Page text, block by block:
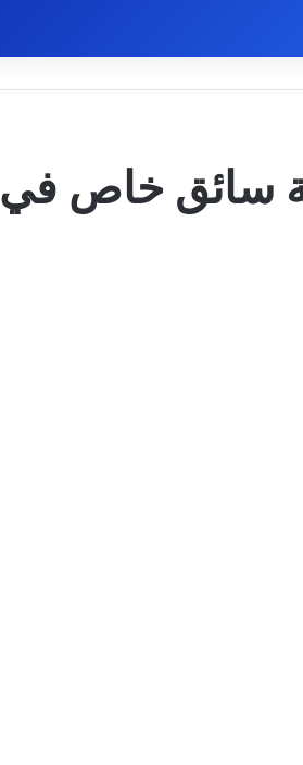
سائق خاص في